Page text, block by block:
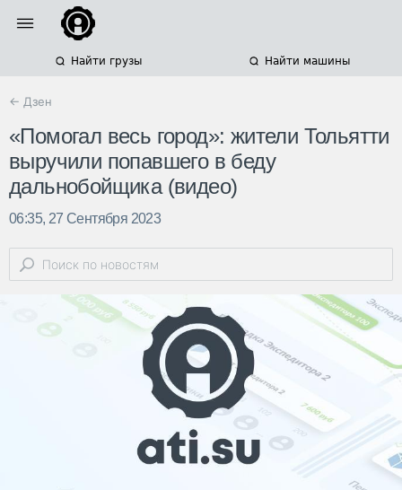
Найти грузы Найти машины
← Дзен
«Помогал весь город»: жители Тольятти
выручили попавшего в беду
дальнобойщика (видео)
06:35, 27 Сентября 2023